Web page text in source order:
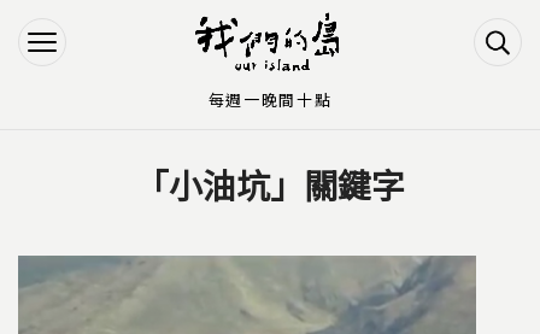
Jump to Navigation
Jump to Main content
「小油坑」關鍵字
每週一晚間十點